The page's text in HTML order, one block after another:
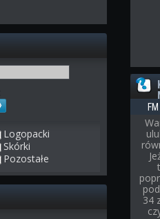
Logopacki
Skórki
Pozostałe
34